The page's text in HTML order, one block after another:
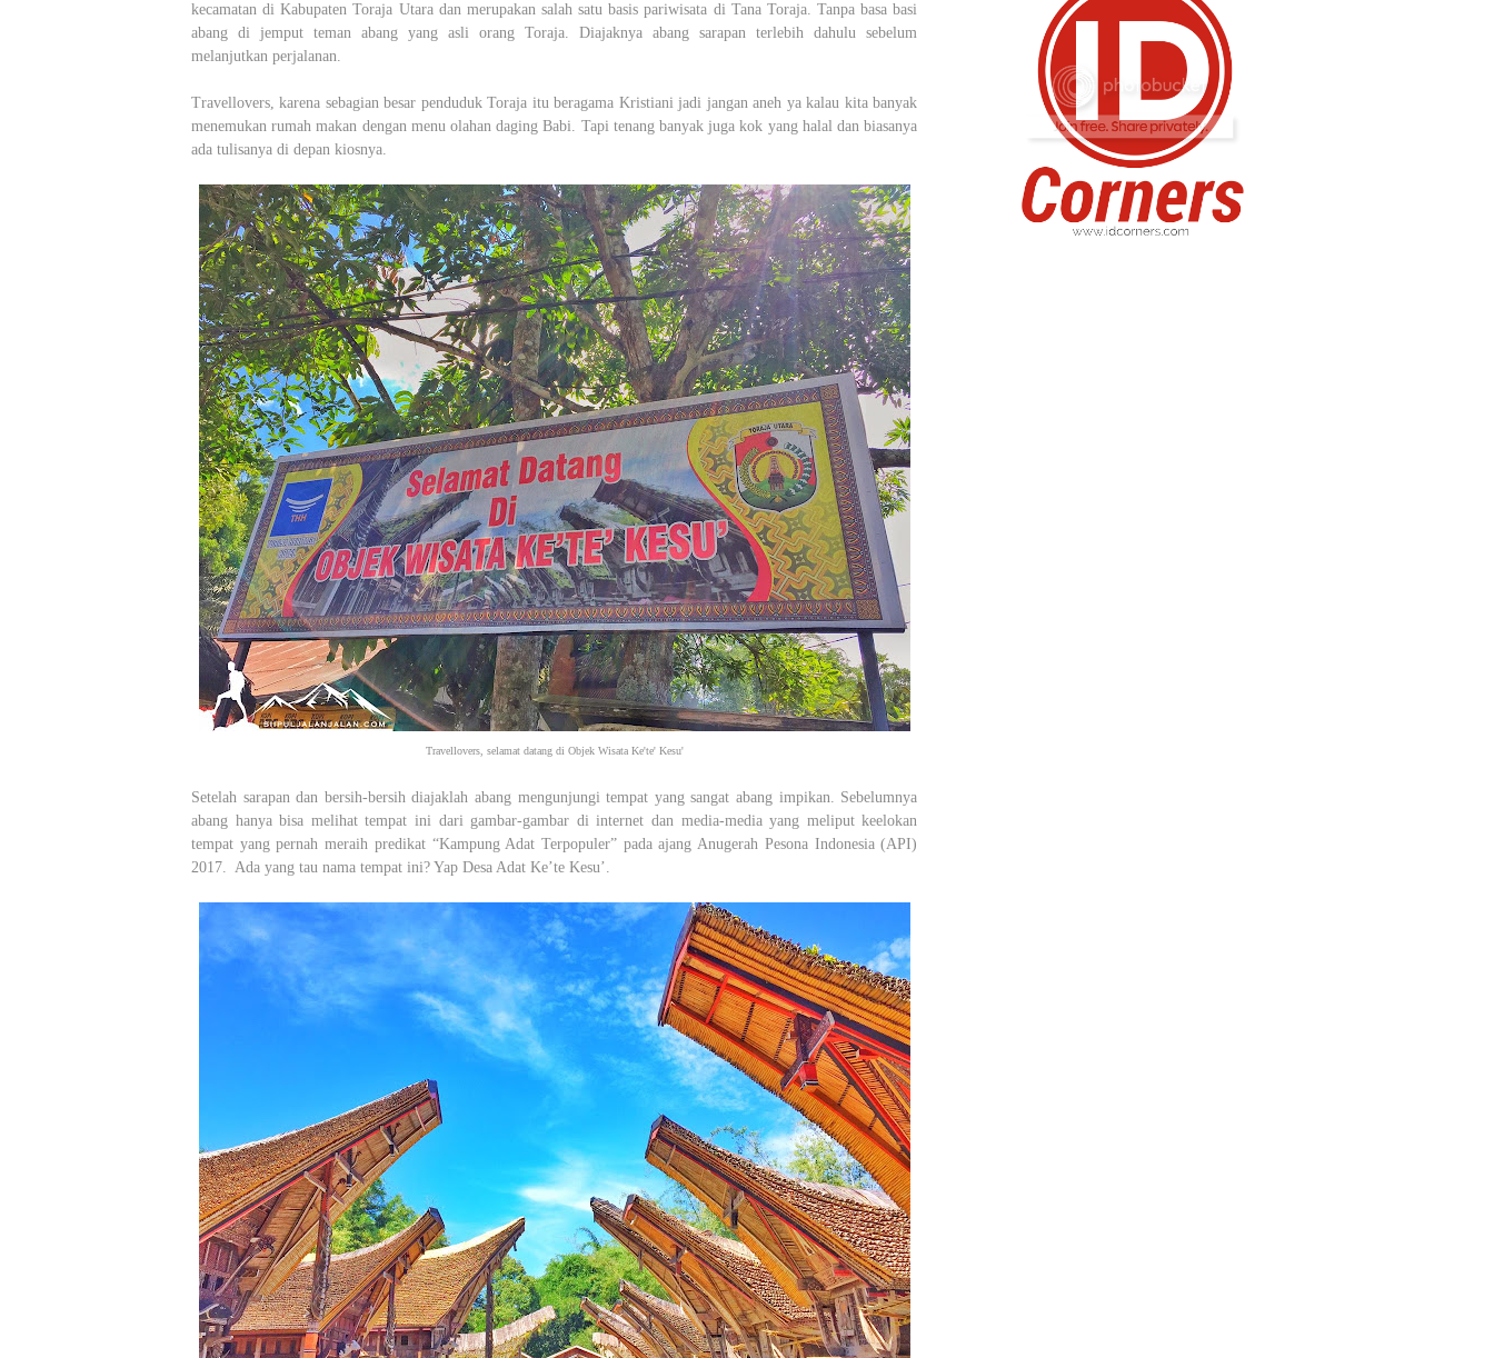
kecamatan di Kabupaten Toraja Utara dan merupakan salah satu basis pariwisata di Tana Toraja. Tanpa basa basi
abang di jemput teman abang yang asli orang Toraja. Diajaknya abang sarapan terlebih dahulu sebelum
melanjutkan perjalanan.
Travellovers, karena sebagian besar penduduk Toraja itu beragama Kristiani jadi jangan aneh ya kalau kita banyak
menemukan rumah makan dengan menu olahan daging Babi. Tapi tenang banyak juga kok yang halal dan biasanya
ada tulisanya di depan kiosnya.
Travellovers, selamat datang di Objek Wisata Ke'te' Kesu'
Setelah sarapan dan bersih-bersih diajaklah abang mengunjungi tempat yang sangat abang impikan. Sebelumnya
abang hanya bisa melihat tempat ini dari gambar-gambar di internet dan media-media yang meliput keelokan
tempat yang pernah meraih predikat “Kampung Adat Terpopuler” pada ajang Anugerah Pesona Indonesia (API)
2017. Ada yang tau nama tempat ini? Yap Desa Adat Ke’te Kesu’.